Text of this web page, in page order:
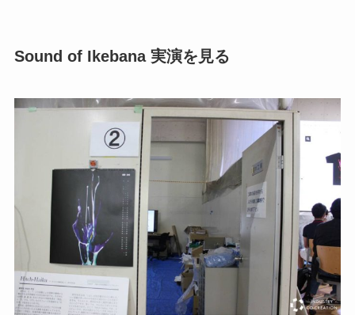
Sound of Ikebana 実演を見る